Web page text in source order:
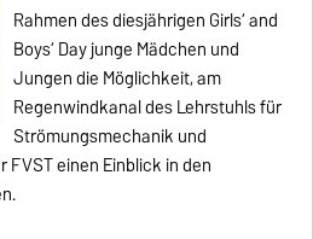
Rahmen des diesjährigen Girls‘ and
Boys‘ Day junge Mädchen und
Jungen die Möglichkeit, am
Regenwindkanal des Lehrstuhls für
Strömungsmechanik und
einen Einblick in den